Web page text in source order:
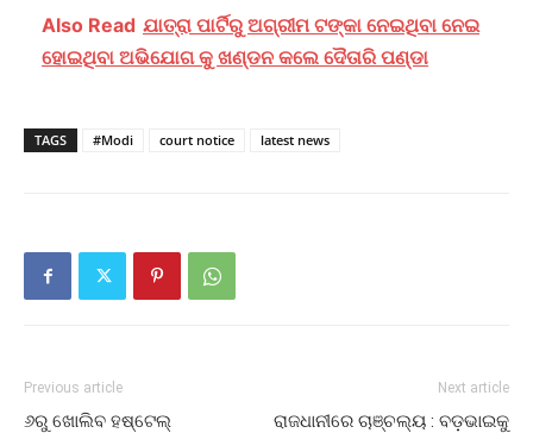
Also Read ଯାତ୍ରା ପାର୍ଟିରୁ ଅଗ୍ରୀମ ଟଙ୍କା ନେଇଥିବା ନେଇ
ହୋଇଥିବା ଅଭିଯୋଗ କୁ ଖଣ୍ଡନ କଲେ ଦୈତାରି ପଣ୍ଡା
TAGS #Modi court notice latest news
Previous article
୬ରୁ ଖୋଲିବ ହଷ୍ଟେଲ୍‌
Next article
ରାଜଧାନୀରେ ଚାଞ୍ଚଲ୍ୟ : ବଡ଼ଭାଇକୁ